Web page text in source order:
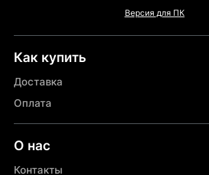
Версия для ПК
Как купить
Доставка
Оплата
О нас
Контакты